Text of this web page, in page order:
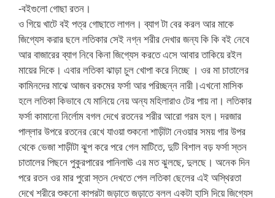
-বইগুলো গোছা রতন।
ও গিয়ে খাটে বই পত্র গোছাতে লাগল। ব্যাগ টা বের করল আর মাকে
জিগ্যেস করার ছলে লতিকার সেই নগ্ন শরীর দেখার জন্য কি কি বই নেবে
আর বাজারের ব্যাগ নিবে কিনা জিগ্যেস করতে এসে আবার তাকিয়ে রইল
মায়ের দিকে। এবার লতিকা ঝাড়া চুল খোপা করে নিচ্ছে । ওর মা চাতালের
কামিনদের মাঝে আজব রকমের ফর্সা আর পরিচ্ছন্ন নারী।এখনো মাসিক
হলে লতিকা কিভাবে যে মানিয়ে নেয় অন্য মহিলারাও টের পায় না। লতিকার
ফর্সা কামানো নির্লোম বগল দেখে রতনের শরীর আরো গরম হল। দরজার
পাল্লার উপরে রতনের রেখে যাওয়া শুকনো শাড়ীটা নেওয়ার সময় গার উপর
থেকে ভেজা শাড়ীটা ঝুপ করে পরে গেল মাটিতে, দুটি বিশাল বড় ফর্সা স্তন
চাতালের পিছনে পুকুরপারের পানিলাঊ এর মত ঝুলছে, দুলছে। অনেক দিন
পরে রতন ওর মার পুরো স্তন দেখতে পেল লতিকা ছেলের এই অস্থিরতা
দেখে শরীরে শুকনো কাপরটা জড়াতে জড়াতে বলল একটা হাসি দিয়ে জিগ্যেস